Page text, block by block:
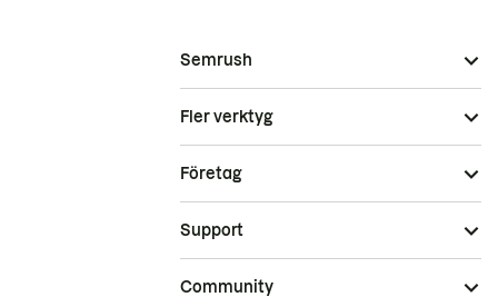
Semrush
Fler verktyg
Företag
Support
Community